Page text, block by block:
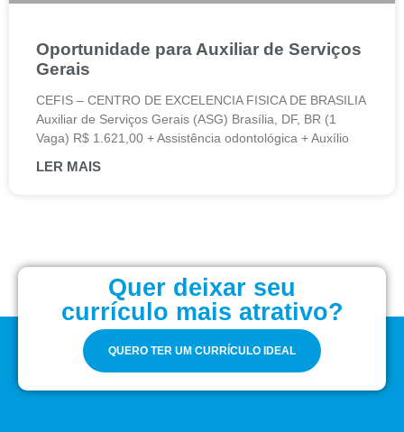
Oportunidade para Auxiliar de Serviços
Gerais
CEFIS – CENTRO DE EXCELENCIA FISICA DE BRASILIA
Auxiliar de Serviços Gerais (ASG) Brasília, DF, BR (1
Vaga) R$ 1.621,00 + Assistência odontológica + Auxílio
LER MAIS
Quer deixar seu
currículo mais atrativo?
QUERO TER UM CURRÍCULO IDEAL